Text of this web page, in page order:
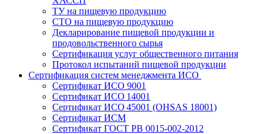
ТУ на пищевую продукцию
СТО на пищевую продукцию
Декларирование пищевой продукции и
продовольственного сырья
Сертификация услуг общественного питания
Протокол испытаний пищевой продукции
Сертификация систем менеджмента ИСО
Сертификат ИСО 9001
Сертификат ИСО 14001
Сертификат ИСО 45001 (OHSAS 18001)
Сертификат ИСМ
Сертификат ГОСТ РВ 0015-002-2012